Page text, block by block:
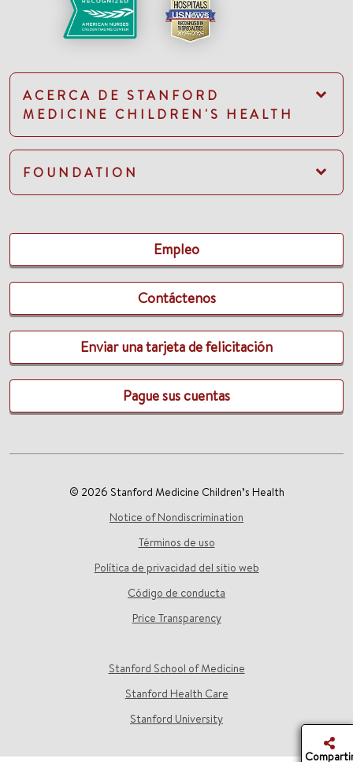
ACERCA DE STANFORD
MEDICINE CHILDREN'S HEALTH
FOUNDATION
Empleo
Contáctenos
Enviar una tarjeta de felicitación
Pague sus cuentas
© 2026 Stanford Medicine Children’s Health
Notice of Nondiscrimination
Términos de uso
Política de privacidad del sitio web
Código de conducta
Price Transparency
Stanford School of Medicine
Stanford Health Care
Stanford University